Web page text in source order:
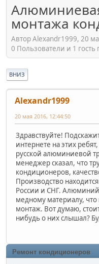
монтажа
Автор Alexandr1999, 20
0 Пользователи и 1 гость
ВНИЗ
Alexandr1999
20 мая 2016, 12:44:50
Здравствуйте!
интернете на этих
русской алюминиевой
менеджер сказал, что
кондиционеров,
Производство находится
России и СНГ. Алюминий
медному материалу, что
монтаж. Вот думаю,
нибудь о них слышал?
Ремонт кондиционеров